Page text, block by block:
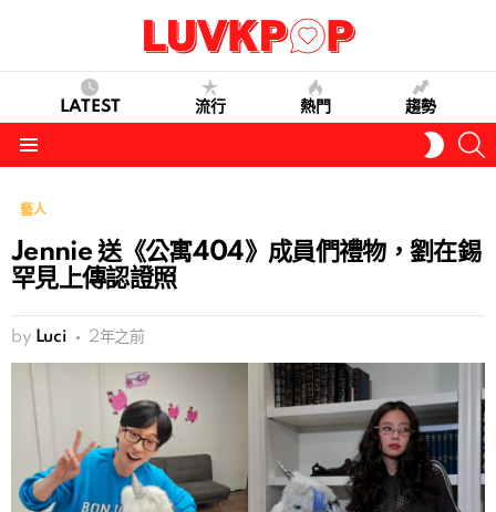
LATEST 流行 熱門 趨勢
SKIN
藝人
Jennie 送《公寓404》成員們禮物，劉在錫
罕見上傳認證照
by Luci 2年之前